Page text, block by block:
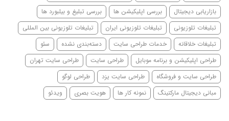
بازاریابی دیجیتال بررسی اپلیکیشن ها
بررسی تبلیغ و بیلبورد ها
تبلیغات تلوزیونی
تبلیغات تلوزیونی ایران
تبلیغات تلوزیونی بین المللی
تبلیغات خلاقانه
خدمات طراحی سایت دسته‌بندی نشده
سئو
طراحی اپلیکیشن و برنامه موبایل
طراحی سایت
طراحی سایت تهران
طراحی سایت و فروشگاه
طراحی سایت یزد
طراحی لوگو
مبانی دیجیتال مارکتینگ
نمونه کار ها هویت بصری ویدئو